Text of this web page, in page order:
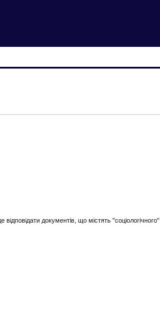
відповідати документів, що містять "соціологічного"